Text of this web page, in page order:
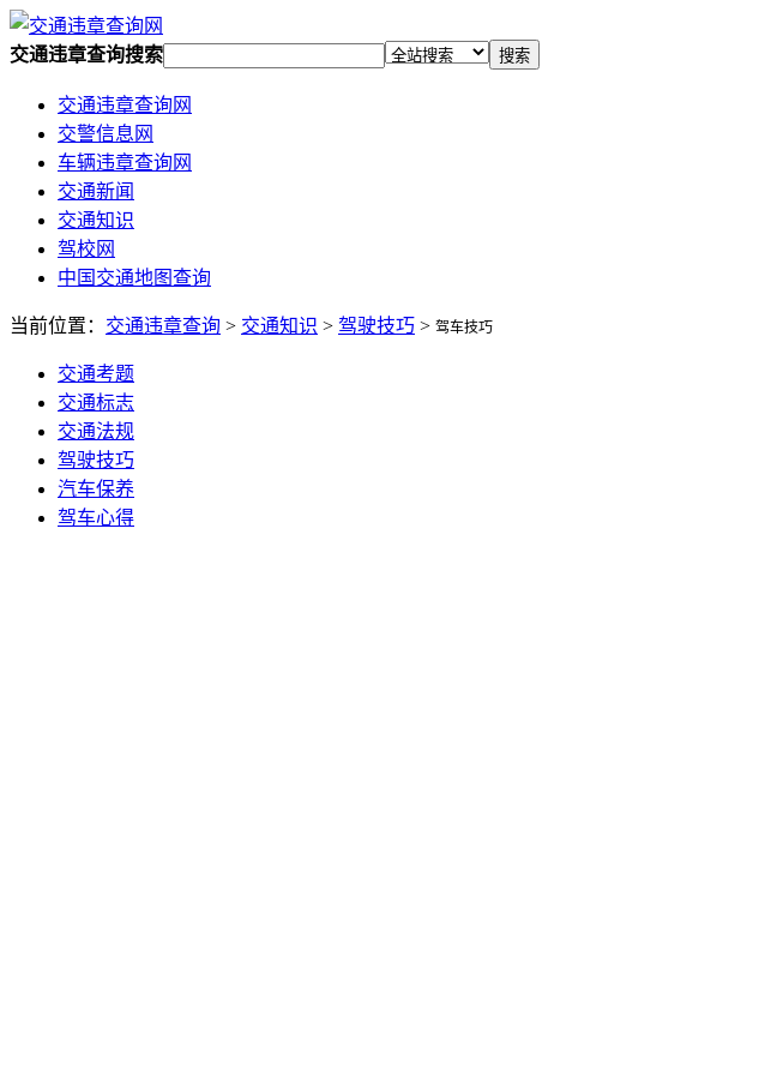
交通违章查询搜索 搜索
交通违章查询网
交警信息网
车辆违章查询网
交通新闻
交通知识
驾校网
中国交通地图查询
当前位置： 交通违章查询 > 交通知识 > 驾驶技巧 > 驾车技巧
交通考题
交通标志
交通法规
驾驶技巧
汽车保养
驾车心得